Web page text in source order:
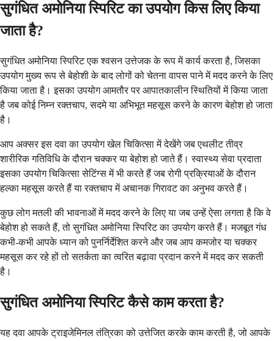
सुगंधित अमोनिया स्पिरिट का उपयोग किस लिए किया
जाता है?
सुगंधित अमोनिया स्पिरिट एक श्वसन उत्तेजक के रूप में कार्य करता है, जिसका
उपयोग मुख्य रूप से बेहोशी के बाद लोगों को चेतना वापस पाने में मदद करने के लिए
किया जाता है। इसका उपयोग आमतौर पर आपातकालीन स्थितियों में किया जाता
है जब कोई निम्न रक्तचाप, सदमे या अभिभूत महसूस करने के कारण बेहोश हो जाता
है।
आप अक्सर इस दवा का उपयोग खेल चिकित्सा में देखेंगे जब एथलीट तीव्र
शारीरिक गतिविधि के दौरान चक्कर या बेहोश हो जाते हैं। स्वास्थ्य सेवा प्रदाता
इसका उपयोग चिकित्सा सेटिंग्स में भी करते हैं जब रोगी प्रक्रियाओं के दौरान
हल्का महसूस करते हैं या रक्तचाप में अचानक गिरावट का अनुभव करते हैं।
कुछ लोग मतली की भावनाओं में मदद करने के लिए या जब उन्हें ऐसा लगता है कि वे
बेहोश हो सकते हैं, तो सुगंधित अमोनिया स्पिरिट का उपयोग करते हैं। मजबूत गंध
कभी-कभी आपके ध्यान को पुनर्निर्देशित करने और जब आप कमजोर या चक्कर
महसूस कर रहे हों तो सतर्कता का त्वरित बढ़ावा प्रदान करने में मदद कर सकती
है।
सुगंधित अमोनिया स्पिरिट कैसे काम करता है?
यह दवा आपके ट्राइजेमिनल तंत्रिका को उत्तेजित करके काम करती है, जो आपके